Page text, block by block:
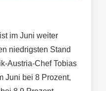
im Juni weiter
niedrigsten Stand
Austria-Chef Tobias
Juni bei 8 Prozent,